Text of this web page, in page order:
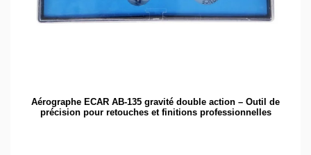
Aérographe ECAR AB-135 gravité double action – Outil de
précision pour retouches et finitions professionnelles